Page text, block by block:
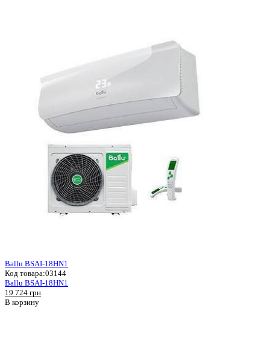
Ballu BSAI-18HN1
Код товара:03144
Ballu BSAI-18HN1
19 724 грн
В корзину